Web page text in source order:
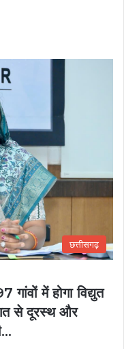
छत्तीसगढ़
गांवों में होगा विद्युत
से दूरस्थ और